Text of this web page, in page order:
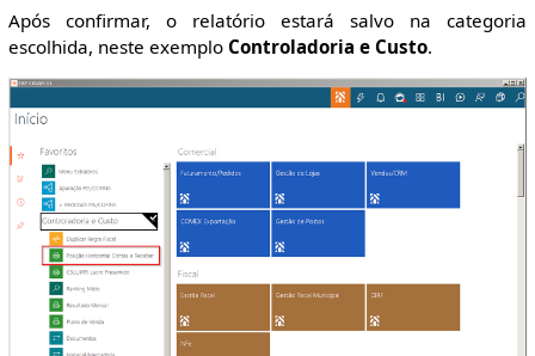
Após confirmar, o relatório estará salvo na categoria
escolhida, neste exemplo Controladoria e Custo.